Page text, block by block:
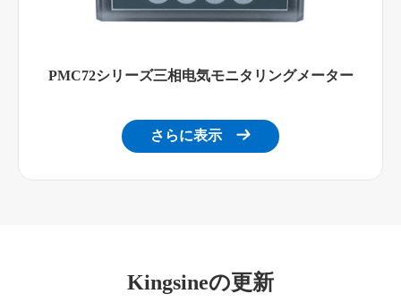
PMC72シリーズ三相电気モニタリングメーター
さらに表示 
Kingsineの更新